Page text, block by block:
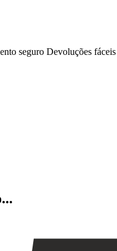
seguro Devoluções fáceis